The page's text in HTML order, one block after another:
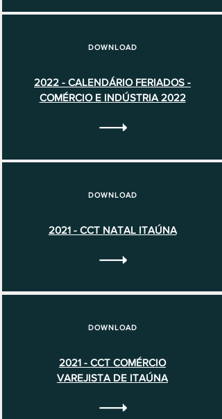
DOWNLOAD
2022 - CALENDÁRIO FERIADOS -
COMÉRCIO E INDÚSTRIA 2022
DOWNLOAD
2021 - CCT NATAL ITAÚNA
DOWNLOAD
2021 - CCT COMÉRCIO
VAREJISTA DE ITAÚNA